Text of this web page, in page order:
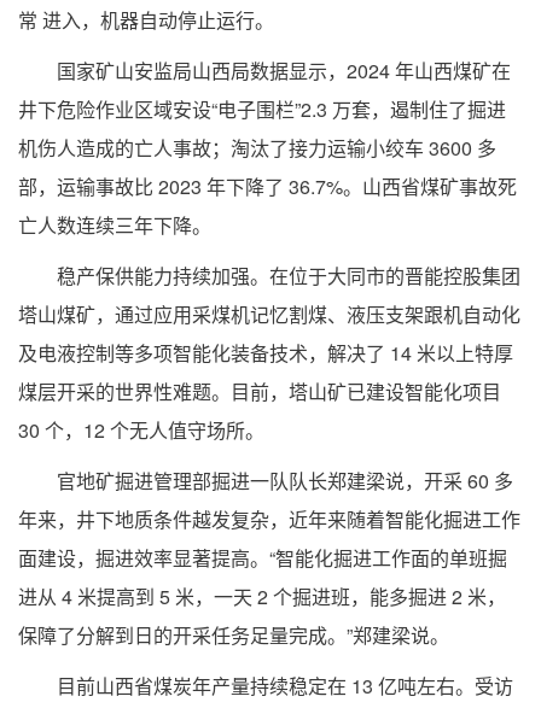
常 进入，机器自动停止运行。
国家矿山安监局山西局数据显示，2024 年山西煤矿在
井下危险作业区域安设“电子围栏”2.3 万套，遏制住了掘进
机伤人造成的亡人事故；淘汰了接力运输小绞车 3600 多
部，运输事故比 2023 年下降了 36.7%。山西省煤矿事故死
亡人数连续三年下降。
稳产保供能力持续加强。在位于大同市的晋能控股集团
塔山煤矿，通过应用采煤机记忆割煤、液压支架跟机自动化
及电液控制等多项智能化装备技术，解决了 14 米以上特厚
煤层开采的世界性难题。目前，塔山矿已建设智能化项目
30 个，12 个无人值守场所。
官地矿掘进管理部掘进一队队长郑建梁说，开采 60 多
年来，井下地质条件越发复杂，近年来随着智能化掘进工作
面建设，掘进效率显著提高。“智能化掘进工作面的单班掘
进从 4 米提高到 5 米，一天 2 个掘进班，能多掘进 2 米，
保障了分解到日的开采任务足量完成。”郑建梁说。
目前山西省煤炭年产量持续稳定在 13 亿吨左右。受访